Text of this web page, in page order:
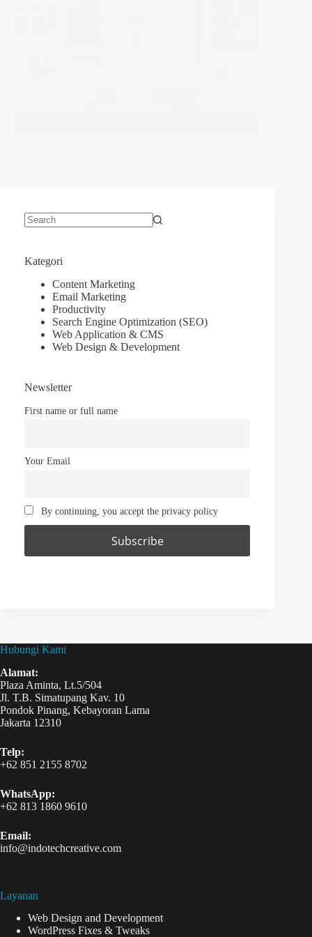
Kategori
Content Marketing
Email Marketing
Productivity
Search Engine Optimization (SEO)
Web Application & CMS
Web Design & Development
Newsletter
First name or full name
Your Email
By continuing, you accept the privacy policy
Hubungi Kami
Alamat:
Plaza Aminta, Lt.5/504
Jl. T.B. Simatupang Kav. 10
Pondok Pinang, Kebayoran Lama
Jakarta 12310
Telp:
+62 851 2155 8702
WhatsApp:
+62 813 1860 9610
Email:
info@indotechcreative.com
Layanan
Web Design and Development
WordPress Fixes & Tweaks